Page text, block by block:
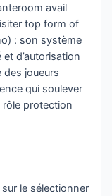
avail
top form of
: son système
d’autorisation
des joueurs
qui soulever
rôle protection
le sélectionner